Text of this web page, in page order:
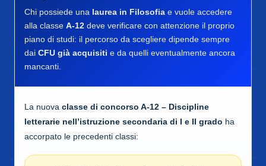
Chi possiede una laurea in Filosofia e vuole accedere
alla classe A-12 deve verificare con attenzione il proprio
piano di studi: il percorso da scegliere dipende sempre
dai CFU già acquisiti e da quelli eventualmente ancora
mancanti.
La nuova classe di concorso A-12 – Discipline
letterarie nell’istruzione secondaria di I e II grado ha
accorpato le precedenti classi: